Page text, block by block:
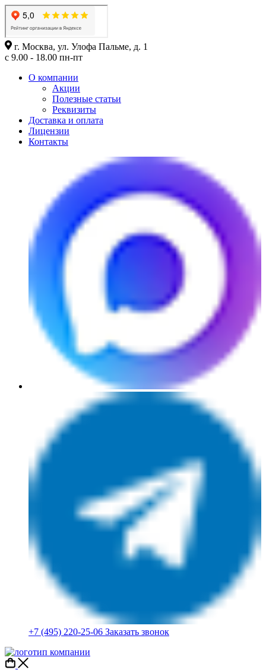
г. Москва, ул. Улофа Пальме, д. 1
с 9.00 - 18.00 пн-пт
О компании
Акции
Полезные статьи
Реквизиты
Доставка и оплата
Лицензии
Контакты
+7 (495) 220-25-06 Заказать звонок